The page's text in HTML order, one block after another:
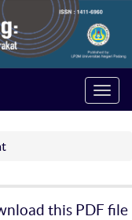
this PDF file